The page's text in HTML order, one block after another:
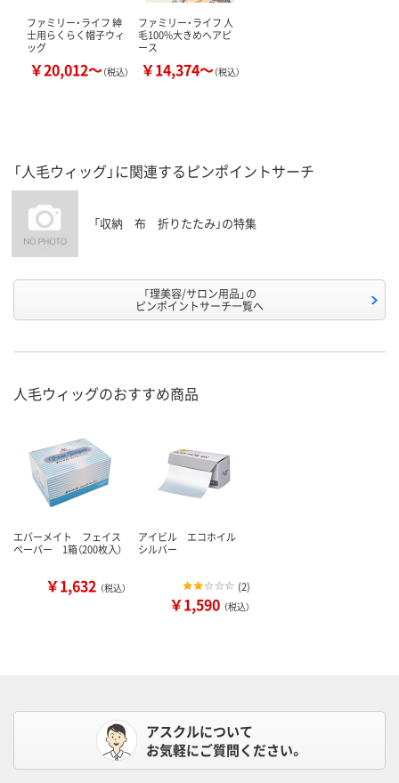
ファミリー・ライフ 紳
士用らくらく帽子ウィ
ッグ
￥20,012～（税込）
ファミリー・ライフ 人
毛100%大きめヘアピ
ース
￥14,374～（税込）
「人毛ウィッグ」に関連するピンポイントサーチ
「収納 布 折りたたみ」の特集
「理美容/サロン用品」の
ピンポイントサーチ一覧へ
人毛ウィッグのおすすめ商品
エバーメイト フェイス
ペーパー 1箱（200枚入）
￥1,632 （税込）
アイビル エコホイル
シルバー
(2)
￥1,590 （税込）
アスクルについて
お気軽にご質問ください。